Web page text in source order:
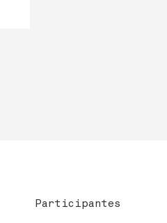
Participantes